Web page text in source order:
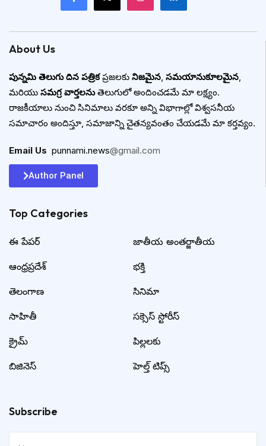
About Us
పున్నమి తెలుగు దిన పత్రికప్రజలకు నిజమైన, సమయానుకూలమైన,
మరియు సమగ్ర వార్తలనుతెలుగులో అందించడమే మా లక్ష్యం.
రాజకీయాలు నుంచి సినిమాలు వరకూ అన్ని విభాగాల్లో విశ్వసనీయ
సమాచారం అందిస్తూ, సమాజాన్ని చైతన్యవంతం చేయడమే మా కర్తవ్యం.
Email Us punnami.news@gmail.com
Author Panel
Top Categories​
ఈ పేపర్
ఆంధ్రప్రదేశ్
తెలంగాణ
సాహితీ
క్రైమ్
బిజినెస్
జాతీయ అంతర్జాతీయ
భక్తి
సినిమా
సక్సెస్ స్టోరీస్
పిల్లలకు
హెల్త్ టిప్స్
Subscribe